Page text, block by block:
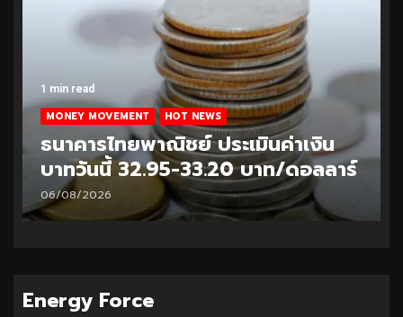
1 min read
MONEY MOVEMENT HOT NEWS
ธนาคารไทยพาณิชย์ ประเมินค่าเงิน
บาทวันนี้ 32.95-33.20 บาท/ดอลลาร์
06/08/2026
Energy Force